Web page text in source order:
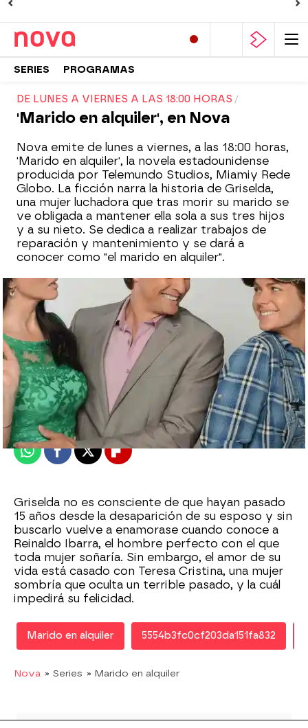
SERIES PROGRAMAS
DE LUNES A VIERNES A LAS 18:00 HORAS
'Marido en alquiler', en Nova
Nova emite de lunes a viernes, a las 18:00 horas,
'Marido en alquiler', la novela estadounidense
producida por Telemundo Studios, Miamiy Rede
Globo. La ficción narra la historia de Griselda,
una mujer luchadora que tras morir su marido se
ve obligada a mantener ella sola a sus tres hijos
y a su nieto. Se dedica a realizar trabajos de
reparación y mantenimiento y se dará a
conocer como "el marido en alquiler".
Nova
Madrid
Publicado: 20 de mayo de 2015, 12:39
WhatsappFacebook
X Flipboard
Griselda no es consciente de que hayan pasado
15 años desde la desaparición de su esposo y sin
buscarlo vuelve a enamorase cuando conoce a
Reinaldo Ibarra, el hombre perfecto con el que
toda mujer soñaría. Sin embargo, el amor de su
vida está casado con Teresa Cristina, una mujer
sombría que oculta un terrible pasado, y la cuál
impedirá su felicidad.
Marido en alquiler 5554b3fc0cf203da151fa832
Nova » Series » Marido en alquiler